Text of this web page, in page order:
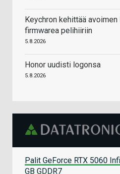
Keychron kehittää
firmwarea pelihiiriin
5.8.2026
Honor uudisti logonsa
5.8.2026
Palit GeForce RTX 5060
GB GDDR7